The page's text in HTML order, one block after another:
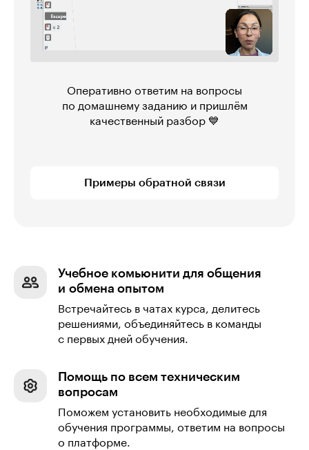
Оперативно ответим на вопросы
по домашнему заданию и пришлём
качественный разбор 💙
Примеры обратной связи
Учебное комьюнити для общения
и обмена опытом
Встречайтесь в чатах курса, делитесь
решениями, объединяйтесь в команды
с первых дней обучения.
Помощь по всем техническим
вопросам
Поможем установить необходимые для
обучения программы, ответим на вопросы
о платформе.